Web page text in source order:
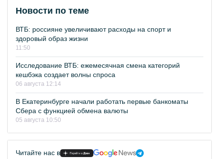
Новости по теме
ВТБ: россияне увеличивают расходы на спорт и
здоровый образ жизни
11:50
Исследование ВТБ: ежемесячная смена категорий
кешбэка создает волны спроса
06 августа 12:14
В Екатеринбурге начали работать первые банкоматы
Сбера с функцией обмена валюты
05 августа 10:50
Читайте нас в